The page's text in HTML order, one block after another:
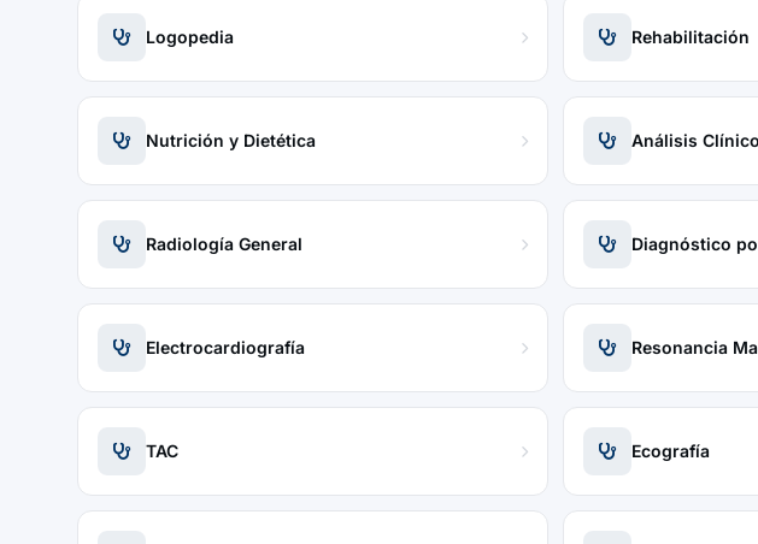
Logopedia Rehabilitación
Nutrición y Dietética Análisis
Radiología General Diagnóstico
Electrocardiografía Resonancia
TAC Ecografía